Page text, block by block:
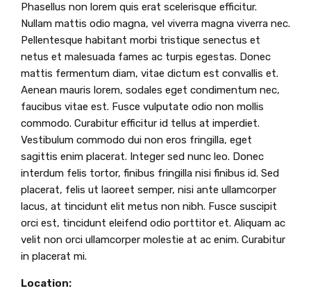
Phasellus non lorem quis erat scelerisque efficitur.
Nullam mattis odio magna, vel viverra magna viverra nec.
Pellentesque habitant morbi tristique senectus et
netus et malesuada fames ac turpis egestas. Donec
mattis fermentum diam, vitae dictum est convallis et.
Aenean mauris lorem, sodales eget condimentum nec,
faucibus vitae est. Fusce vulputate odio non mollis
commodo. Curabitur efficitur id tellus at imperdiet.
Vestibulum commodo dui non eros fringilla, eget
sagittis enim placerat. Integer sed nunc leo. Donec
interdum felis tortor, finibus fringilla nisi finibus id. Sed
placerat, felis ut laoreet semper, nisi ante ullamcorper
lacus, at tincidunt elit metus non nibh. Fusce suscipit
orci est, tincidunt eleifend odio porttitor et. Aliquam ac
velit non orci ullamcorper molestie at ac enim. Curabitur
in placerat mi.
Location: